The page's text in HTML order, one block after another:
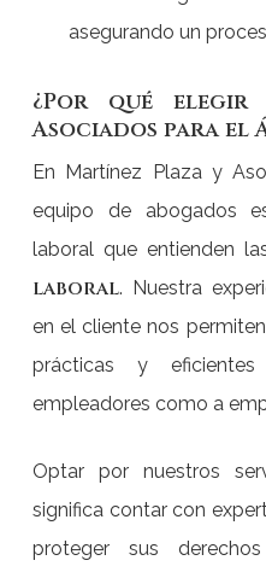
asegurando un
¿Por qué
Asociados para el
En Martínez Plaza y
equipo de abogados
laboral que entienden
laboral. Nuestra
en el cliente nos
prácticas y
empleadores como a
Optar por nuestros
significa contar con
proteger sus